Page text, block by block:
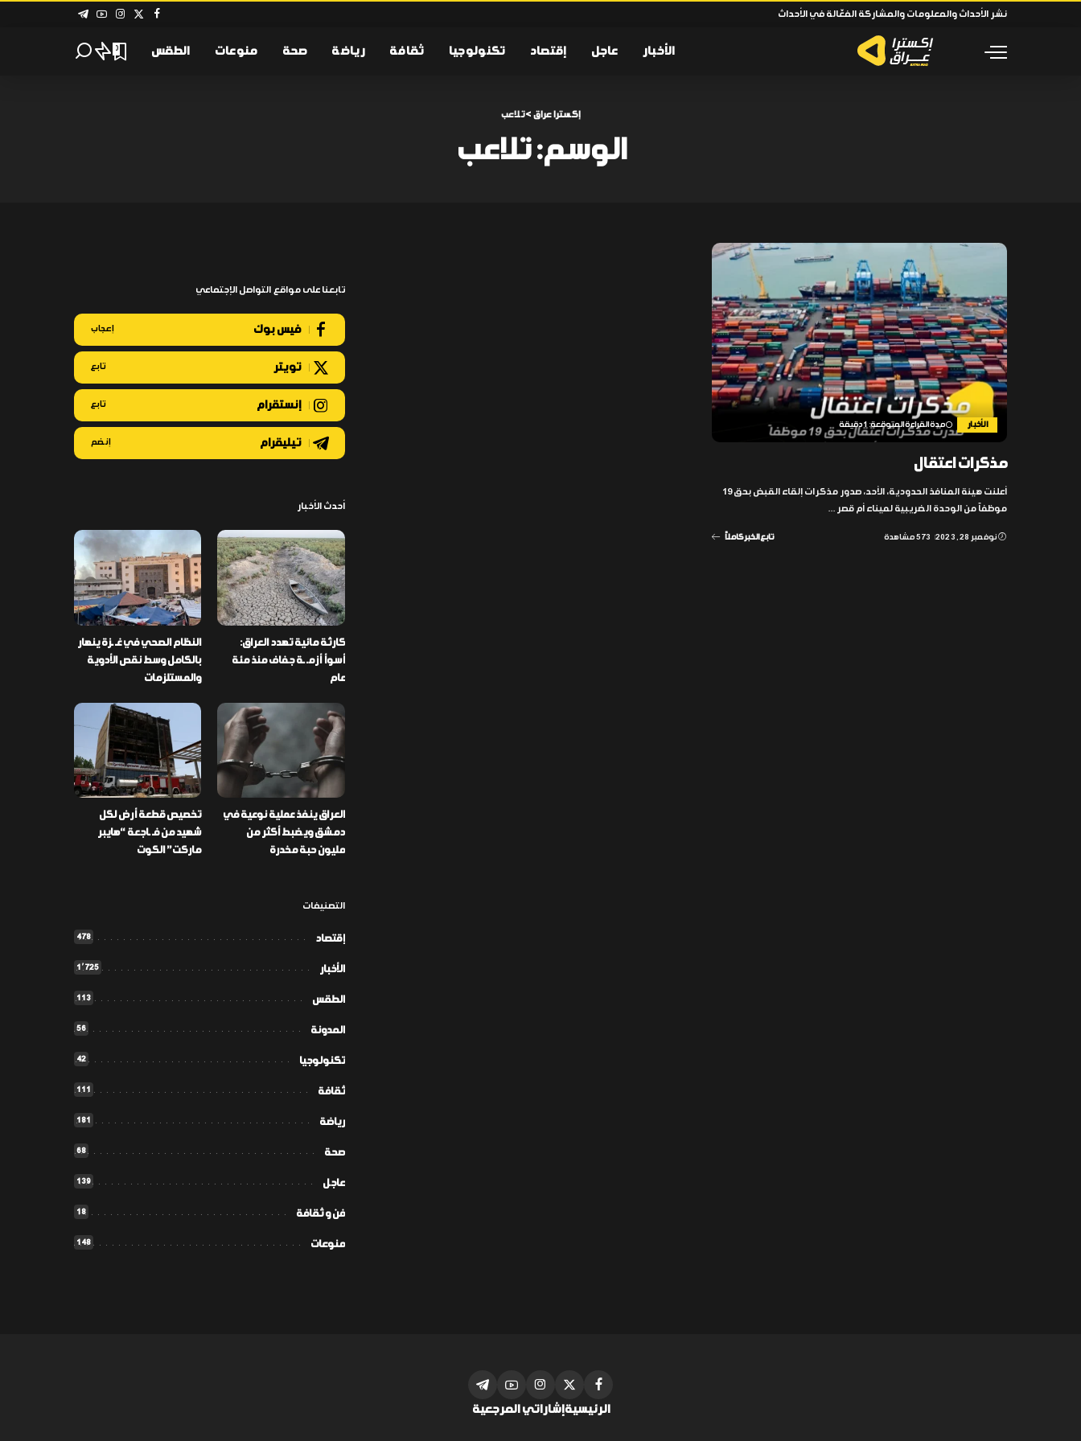
نشر الأحداث والمعلومات والمشاركة الفعّالة في الأحداث
الأخبار عاجل إقتصاد تكنولوجيا ثقافة رياضة صحة منوعات الطقس 0
إكسترا عراق >تلاعب
الوسم:تلاعب
الأخبار مدة القراءة المتوقعة: 1 دقيقة
مذكرات اعتقال
أعلنت هيئة المنافذ الحدودية، الأحد، صدور مذكرات إلقاء القبض بحق 19
موظفاً من الوحدة الضريبية لميناء أم قصر ...
نوفمبر 28, 2023 573 مشاهدة تابع الخبر كاملاً
تابعنا على مواقع التواصل الإجتماعي
فيس بوك إعجاب
تويتر تابع
إنستقرام تابع
تيليقرام إنضم
أحدث الأخبار
كارثة مائية تهدد العراق:
أسوأ أزمـ ـة جفاف منذ مئة
عام
النظام الصحي في غـ ـزة ينهار
بالكامل وسط نقص الأدوية
والمستلزمات
العراق ينفذ عملية نوعية في
دمشق ويضبط أكثر من
مليون حبة مخدرة
تخصيص قطعة أرض لكل
شهيد من فـ ـاجعة “هايبر
ماركت” الكوت
التصنيفات
إقتصاد 478
الأخبار 1٬725
الطقس 113
المدونة 56
تكنولوجيا 42
ثقافة 111
رياضة 181
صحة 68
عاجل 139
فن و ثقافة 18
منوعات 148
الرئيسيةإشاراتي المرجعية